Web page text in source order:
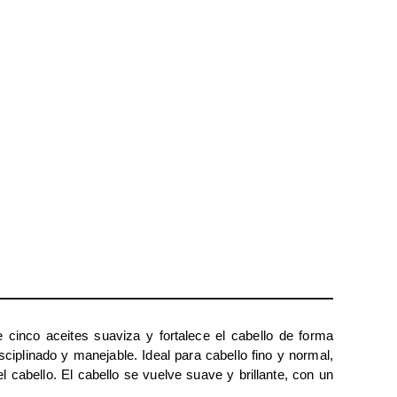
cinco aceites suaviza y fortalece el cabello de forma
y manejable. Ideal para cabello fino y normal,
cabello. El cabello se vuelve suave y brillante, con un